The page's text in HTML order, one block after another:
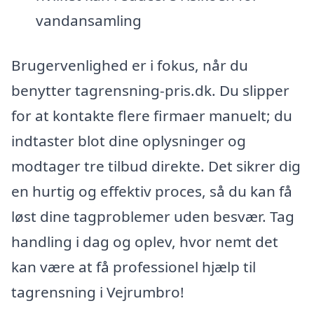
vandansamling
Brugervenlighed er i fokus, når du
benytter tagrensning-pris.dk. Du slipper
for at kontakte flere firmaer manuelt; du
indtaster blot dine oplysninger og
modtager tre tilbud direkte. Det sikrer dig
en hurtig og effektiv proces, så du kan få
løst dine tagproblemer uden besvær. Tag
handling i dag og oplev, hvor nemt det
kan være at få professionel hjælp til
tagrensning i Vejrumbro!